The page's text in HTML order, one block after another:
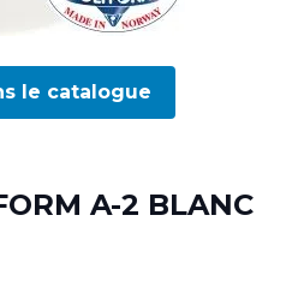
le catalogue
A-2 BLANC